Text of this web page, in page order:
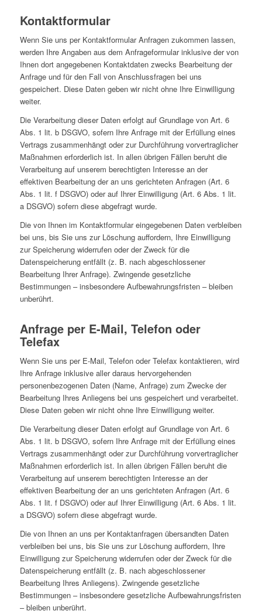
Kontaktformular
Wenn Sie uns per Kontaktformular Anfragen zukommen lassen,
werden Ihre Angaben aus dem Anfrageformular inklusive der von
Ihnen dort angegebenen Kontaktdaten zwecks Bearbeitung der
Anfrage und für den Fall von Anschlussfragen bei uns
gespeichert. Diese Daten geben wir nicht ohne Ihre Einwilligung
weiter.
Die Verarbeitung dieser Daten erfolgt auf Grundlage von Art. 6
Abs. 1 lit. b DSGVO, sofern Ihre Anfrage mit der Erfüllung eines
Vertrags zusammenhängt oder zur Durchführung vorvertraglicher
Maßnahmen erforderlich ist. In allen übrigen Fällen beruht die
Verarbeitung auf unserem berechtigten Interesse an der
effektiven Bearbeitung der an uns gerichteten Anfragen (Art. 6
Abs. 1 lit. f DSGVO) oder auf Ihrer Einwilligung (Art. 6 Abs. 1 lit.
a DSGVO) sofern diese abgefragt wurde.
Die von Ihnen im Kontaktformular eingegebenen Daten verbleiben
bei uns, bis Sie uns zur Löschung auffordern, Ihre Einwilligung
zur Speicherung widerrufen oder der Zweck für die
Datenspeicherung entfällt (z. B. nach abgeschlossener
Bearbeitung Ihrer Anfrage). Zwingende gesetzliche
Bestimmungen – insbesondere Aufbewahrungsfristen – bleiben
unberührt.
Anfrage per E-Mail, Telefon oder
Telefax
Wenn Sie uns per E-Mail, Telefon oder Telefax kontaktieren, wird
Ihre Anfrage inklusive aller daraus hervorgehenden
personenbezogenen Daten (Name, Anfrage) zum Zwecke der
Bearbeitung Ihres Anliegens bei uns gespeichert und verarbeitet.
Diese Daten geben wir nicht ohne Ihre Einwilligung weiter.
Die Verarbeitung dieser Daten erfolgt auf Grundlage von Art. 6
Abs. 1 lit. b DSGVO, sofern Ihre Anfrage mit der Erfüllung eines
Vertrags zusammenhängt oder zur Durchführung vorvertraglicher
Maßnahmen erforderlich ist. In allen übrigen Fällen beruht die
Verarbeitung auf unserem berechtigten Interesse an der
effektiven Bearbeitung der an uns gerichteten Anfragen (Art. 6
Abs. 1 lit. f DSGVO) oder auf Ihrer Einwilligung (Art. 6 Abs. 1 lit.
a DSGVO) sofern diese abgefragt wurde.
Die von Ihnen an uns per Kontaktanfragen übersandten Daten
verbleiben bei uns, bis Sie uns zur Löschung auffordern, Ihre
Einwilligung zur Speicherung widerrufen oder der Zweck für die
Datenspeicherung entfällt (z. B. nach abgeschlossener
Bearbeitung Ihres Anliegens). Zwingende gesetzliche
Bestimmungen – insbesondere gesetzliche Aufbewahrungsfristen
– bleiben unberührt.